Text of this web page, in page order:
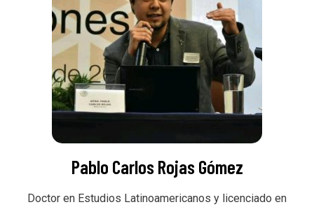
Pablo Carlos Rojas Gómez
Doctor en Estudios Latinoamericanos y licenciado en